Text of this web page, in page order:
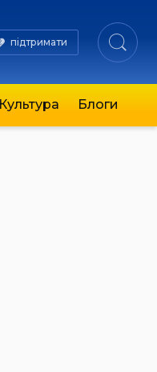
підтримати
Культура Блоги